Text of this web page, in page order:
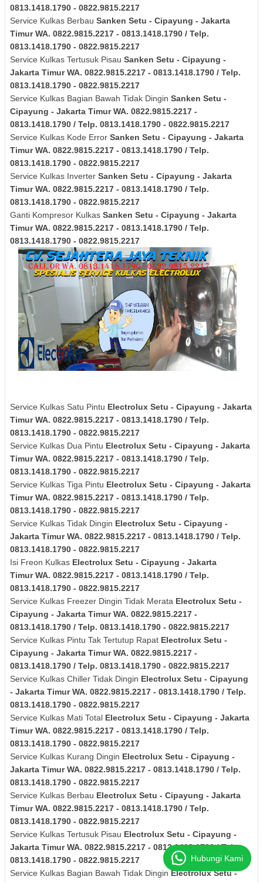
0813.1418.1790 - 0822.9815.2217
Service Kulkas Berbau Sanken Setu - Cipayung - Jakarta
TimurWA. 0822.9815.2217 - 0813.1418.1790 / Telp.
0813.1418.1790 - 0822.9815.2217
Service Kulkas Tertusuk Pisau Sanken Setu - Cipayung -
Jakarta TimurWA. 0822.9815.2217 - 0813.1418.1790 / Telp.
0813.1418.1790 - 0822.9815.2217
Service Kulkas Bagian Bawah Tidak Dingin Sanken Setu -
Cipayung - Jakarta TimurWA. 0822.9815.2217 -
0813.1418.1790 / Telp. 0813.1418.1790 - 0822.9815.2217
Service Kulkas Kode Error Sanken Setu - Cipayung - Jakarta
TimurWA. 0822.9815.2217 - 0813.1418.1790 / Telp.
0813.1418.1790 - 0822.9815.2217
Service Kulkas Inverter Sanken Setu - Cipayung - Jakarta
TimurWA. 0822.9815.2217 - 0813.1418.1790 / Telp.
0813.1418.1790 - 0822.9815.2217
Ganti Kompresor Kulkas Sanken Setu - Cipayung - Jakarta
TimurWA. 0822.9815.2217 - 0813.1418.1790 / Telp.
0813.1418.1790 - 0822.9815.2217
Service Kulkas Satu Pintu Electrolux Setu - Cipayung - Jakarta
TimurWA. 0822.9815.2217 - 0813.1418.1790 / Telp.
0813.1418.1790 - 0822.9815.2217
Service Kulkas Dua Pintu Electrolux Setu - Cipayung - Jakarta
TimurWA. 0822.9815.2217 - 0813.1418.1790 / Telp.
0813.1418.1790 - 0822.9815.2217
Service Kulkas Tiga Pintu Electrolux Setu - Cipayung - Jakarta
TimurWA. 0822.9815.2217 - 0813.1418.1790 / Telp.
0813.1418.1790 - 0822.9815.2217
Service Kulkas Tidak Dingin Electrolux Setu - Cipayung -
Jakarta TimurWA. 0822.9815.2217 - 0813.1418.1790 / Telp.
0813.1418.1790 - 0822.9815.2217
Isi Freon Kulkas Electrolux Setu - Cipayung - Jakarta
TimurWA. 0822.9815.2217 - 0813.1418.1790 / Telp.
0813.1418.1790 - 0822.9815.2217
Service Kulkas Freezer Dingin Tidak Merata Electrolux Setu -
Cipayung - Jakarta TimurWA. 0822.9815.2217 -
0813.1418.1790 / Telp. 0813.1418.1790 - 0822.9815.2217
Service Kulkas Pintu Tak Tertutup Rapat Electrolux Setu -
Cipayung - Jakarta TimurWA. 0822.9815.2217 -
0813.1418.1790 / Telp. 0813.1418.1790 - 0822.9815.2217
Service Kulkas Chiller Tidak Dingin Electrolux Setu - Cipayung
- Jakarta TimurWA. 0822.9815.2217 - 0813.1418.1790 / Telp.
0813.1418.1790 - 0822.9815.2217
Service Kulkas Mati Total Electrolux Setu - Cipayung - Jakarta
TimurWA. 0822.9815.2217 - 0813.1418.1790 / Telp.
0813.1418.1790 - 0822.9815.2217
Service Kulkas Kurang Dingin Electrolux Setu - Cipayung -
Jakarta TimurWA. 0822.9815.2217 - 0813.1418.1790 / Telp.
0813.1418.1790 - 0822.9815.2217
Service Kulkas Berbau Electrolux Setu - Cipayung - Jakarta
TimurWA. 0822.9815.2217 - 0813.1418.1790 / Telp.
0813.1418.1790 - 0822.9815.2217
Service Kulkas Tertusuk Pisau Electrolux Setu - Cipayung -
Jakarta TimurWA. 0822.9815.2217 - 0813.1418.1790 / Telp.
0813.1418.1790 - 0822.9815.2217
Service Kulkas Bagian Bawah Tidak DinginElectroluxSetu -
Hubungi Kami